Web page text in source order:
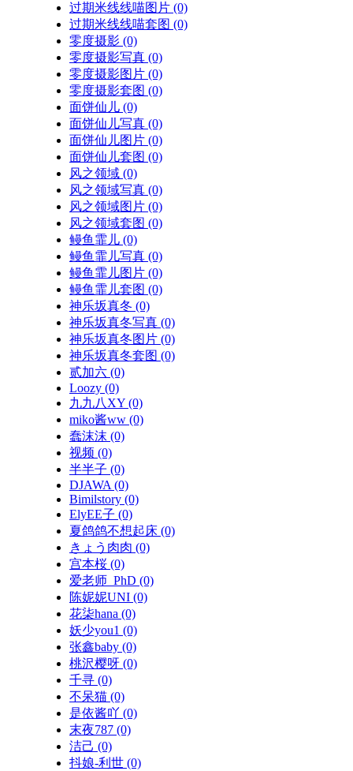
过期米线线喵图片 (0)
过期米线线喵套图 (0)
零度摄影 (0)
零度摄影写真 (0)
零度摄影图片 (0)
零度摄影套图 (0)
面饼仙儿 (0)
面饼仙儿写真 (0)
面饼仙儿图片 (0)
面饼仙儿套图 (0)
风之领域 (0)
风之领域写真 (0)
风之领域图片 (0)
风之领域套图 (0)
鳗鱼霏儿 (0)
鳗鱼霏儿写真 (0)
鳗鱼霏儿图片 (0)
鳗鱼霏儿套图 (0)
神乐坂真冬 (0)
神乐坂真冬写真 (0)
神乐坂真冬图片 (0)
神乐坂真冬套图 (0)
贰加六 (0)
Loozy (0)
九九八XY (0)
miko酱ww (0)
蠢沫沫 (0)
视频 (0)
半半子 (0)
DJAWA (0)
Bimilstory (0)
ElyEE子 (0)
夏鸽鸽不想起床 (0)
きょう肉肉 (0)
宫本桜 (0)
爱老师_PhD (0)
陈妮妮UNI (0)
花柒hana (0)
妖少you1 (0)
张鑫baby (0)
桃沢樱呀 (0)
千寻 (0)
不呆猫 (0)
是依酱吖 (0)
末夜787 (0)
洁己 (0)
抖娘-利世 (0)